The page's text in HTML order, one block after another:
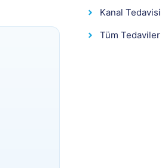
Kanal Tedavisi
Tüm Tedaviler